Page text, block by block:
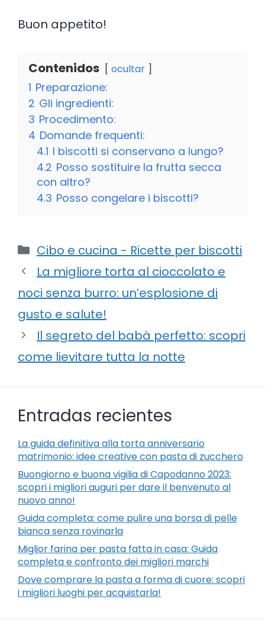
Buon appetito!
Contenidos ocultar
1 Preparazione:
2 Gli ingredienti:
3 Procedimento:
4 Domande frequenti:
4.1 I biscotti si conservano a lungo?
4.2 Posso sostituire la frutta secca
con altro?
4.3 Posso congelare i biscotti?
Categorie
Cibo e cucina - Ricette per biscotti
La migliore torta al cioccolato e
noci senza burro: un’esplosione di
gusto e salute!
Il segreto del babà perfetto: scopri
come lievitare tutta la notte
Entradas recientes
La guida definitiva alla torta anniversario
matrimonio: idee creative con pasta di zucchero
Buongiorno e buona vigilia di Capodanno 2023:
scopri i migliori auguri per dare il benvenuto al
nuovo anno!
Guida completa: come pulire una borsa di pelle
bianca senza rovinarla
Miglior farina per pasta fatta in casa: Guida
completa e confronto dei migliori marchi
Dove comprare la pasta a forma di cuore: scopri
i migliori luoghi per acquistarla!